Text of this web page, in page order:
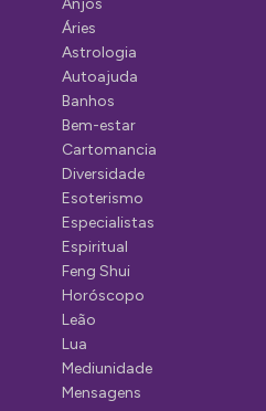
Áries
Astrologia
Autoajuda
Banhos
Bem-estar
Cartomancia
Diversidade
Esoterismo
Especialistas
Espiritual
Feng Shui
Horóscopo
Leão
Lua
Mediunidade
Mensagens